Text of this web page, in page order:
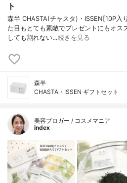
ト
森半 CHASTA(チャスタ)・ISSEN[10P入
た目もとても素敵でプレゼントにもオス
しても割れない…続きを見る
森半
CHASTA・ISSEN ギフトセット
美容ブロガー / コスメマニア
index